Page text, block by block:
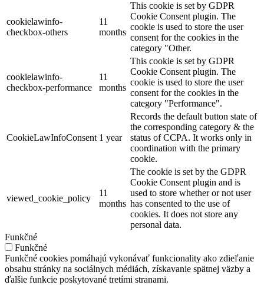
cookielawinfo-
checkbox-others
11
months
This cookie is set by GDPR
Cookie Consent plugin. The
cookie is used to store the user
consent for the cookies in the
category "Other.
cookielawinfo-
checkbox-performance
11
months
This cookie is set by GDPR
Cookie Consent plugin. The
cookie is used to store the user
consent for the cookies in the
category "Performance".
CookieLawInfoConsent 1 year
Records the default button state of
the corresponding category & the
status of CCPA. It works only in
coordination with the primary
cookie.
viewed_cookie_policy
11
months
The cookie is set by the GDPR
Cookie Consent plugin and is
used to store whether or not user
has consented to the use of
cookies. It does not store any
personal data.
Funkčné
Funkčné
Funkčné cookies pomáhajú vykonávať funkcionality ako zdieľanie
obsahu stránky na sociálnych médiách, získavanie spätnej väzby a
ďalšie funkcie poskytované tretími stranami.